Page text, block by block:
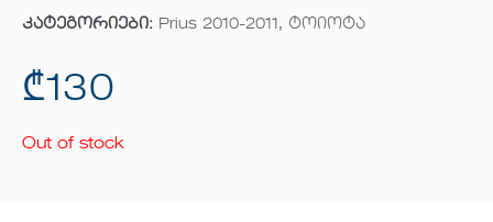
კატეგორიები: Prius 2010-2011 , ტოიოტა
₾130
Out of stock